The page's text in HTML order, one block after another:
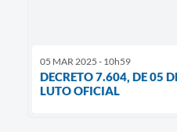
05 MAR 2025 - 10h59
DECRETO 7.604, DE 05
LUTO OFICIAL